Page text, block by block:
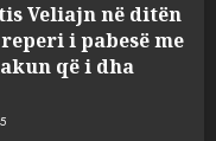
Veliajn në ditën
i pabesë me
që i dha
Albania”,
A u vodhën